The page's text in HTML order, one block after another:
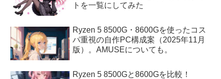
トを一覧にしてみた
Ryzen 5 8500G・8600Gを使ったコス
パ重視の自作PC構成案（2025年11月
版）。AMUSEについても。
Ryzen 5 8500Gと8600Gを比較！